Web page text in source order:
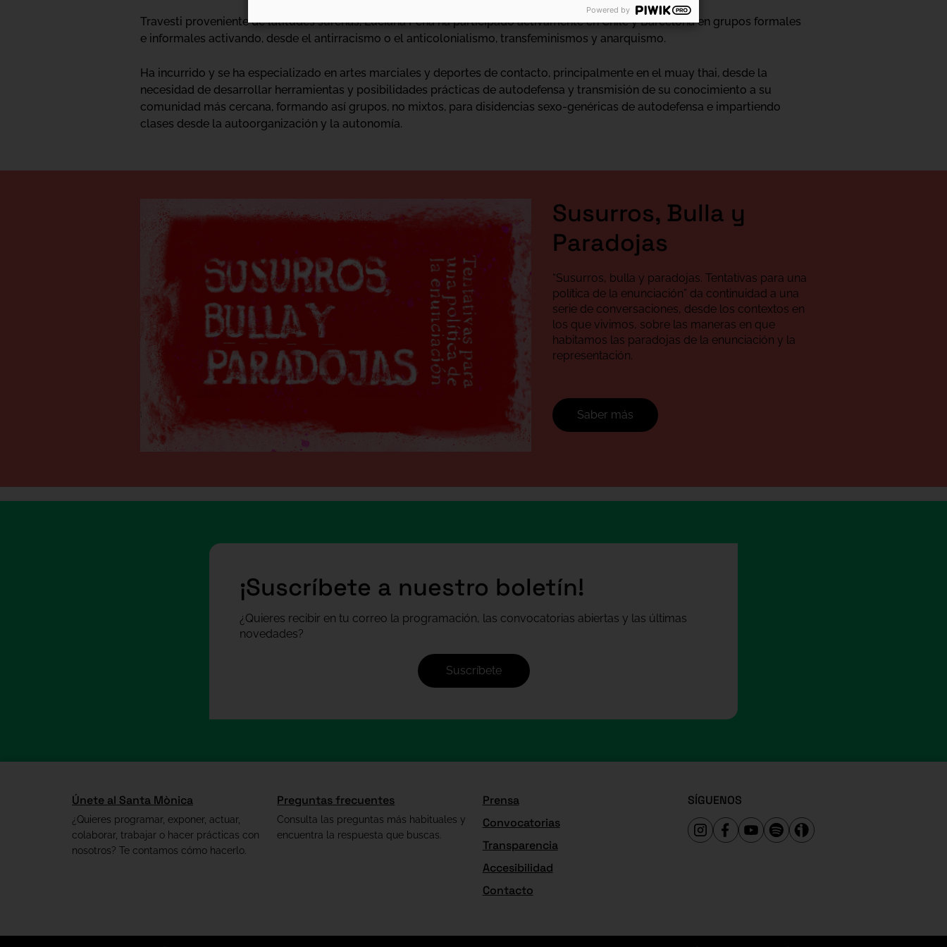
Travesti proveniente de latitudes sureñas, Luciana Peña ha participado activamente en Chile y Barcelona en grupos formales
e informales activando, desde el antirracismo o el anticolonialismo, transfeminismos y anarquismo.
Ha incurrido y se ha especializado en artes marciales y deportes de contacto, principalmente en el muay thai, desde la
necesidad de desarrollar herramientas y posibilidades prácticas de autodefensa y transmisión de su conocimiento a su
comunidad más cercana, formando así grupos, no mixtos, para disidencias sexo-genéricas de autodefensa e impartiendo
clases desde la autoorganización y la autonomía.
Susurros, Bulla y
Paradojas
“Susurros, bulla y paradojas. Tentativas para una
política de la enunciación” da continuidad a una
serie de conversaciones, desde los contextos en
los que vivimos, sobre las maneras en que
habitamos las paradojas de la enunciación y la
representación.
Saber más
¡Suscríbete a nuestro boletín!
¿Quieres recibir en tu correo la programación, las convocatorias abiertas y las últimas
novedades?
Suscríbete
Únete al Santa Mònica
¿Quieres programar, exponer, actuar,
colaborar, trabajar o hacer prácticas con
nosotros? Te contamos cómo hacerlo.
Preguntas frecuentes
Consulta las preguntas más habituales y
encuentra la respuesta que buscas.
Prensa
Convocatorias
Transparencia
Accesibilidad
Contacto
SÍGUENOS
Powered by